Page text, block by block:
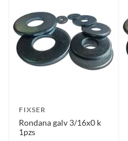
FIXSER
Rondana galv 3/16x0 k
1pzs